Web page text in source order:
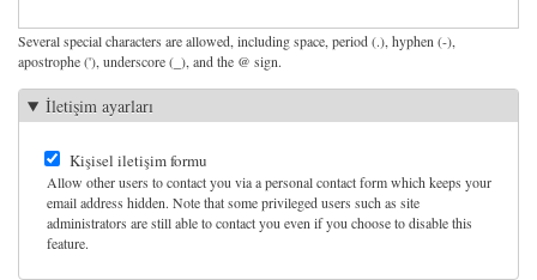
Several special characters are allowed, including space, period (.), hyphen (-),
apostrophe ('), underscore (_), and the @ sign.
İletişim ayarları
Kişisel iletişim formu
Allow other users to contact you via a personal contact form which keeps your
email address hidden. Note that some privileged users such as site
administrators are still able to contact you even if you choose to disable this
feature.